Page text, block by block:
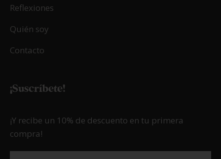
Reflexiones
Quién soy
Contacto
¡Suscríbete!
¡Y recibe un 10% de descuento en tu primera
compra!